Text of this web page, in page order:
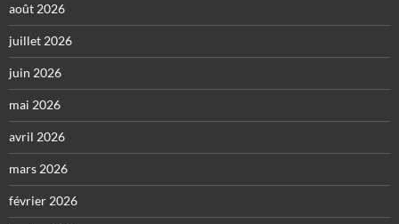
août 2026
juillet 2026
juin 2026
mai 2026
avril 2026
mars 2026
février 2026